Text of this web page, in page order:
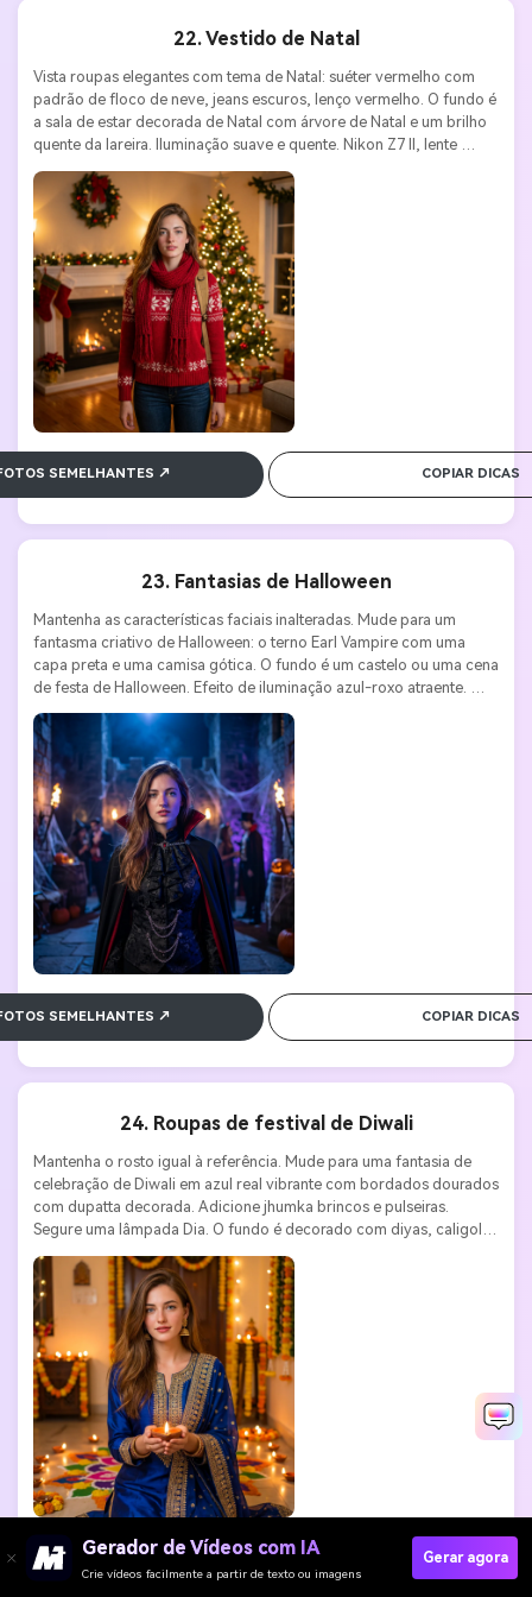
22. Vestido de Natal
Vista roupas elegantes com tema de Natal: suéter vermelho com
padrão de floco de neve, jeans escuros, lenço vermelho. O fundo é
a sala de estar decorada de Natal com árvore de Natal e um brilho
quente da lareira. Iluminação suave e quente. Nikon Z7 II, lente
50mm f/1.4, ISO 400, f/2.0. Ambiente confortável, festivo e familiar.
SEMELHANTES ↗ COPIAR DICAS
23. Fantasias de Halloween
Mantenha as características faciais inalteradas. Mude para um
fantasma criativo de Halloween: o terno Earl Vampire com uma
capa preta e uma camisa gótica. O fundo é um castelo ou uma cena
de festa de Halloween. Efeito de iluminação azul-roxo atraente.
Sony A7S III, lente 35mm f/1.4, ISO 800, f/1.8. Mistério, teatro,
temas de férias.
SEMELHANTES ↗ COPIAR DICAS
24. Roupas de festival de Diwali
Mantenha o rosto igual à referência. Mude para uma fantasia de
celebração de Diwali em azul real vibrante com bordados dourados
com dupatta decorada. Adicione jhumka brincos e pulseiras.
Segure uma lâmpada Dia. O fundo é decorado com diyas, caligolas
e rangoli. Luzes quentes do feriado. Canon EOS R6, lente 50mm
f/1.2. Qualidade 4K.
SEMELHANTES ↗ COPIAR DICAS
Gerador de Vídeos com IA
Crie vídeos facilmente a partir de texto ou imagens
Gerar agora